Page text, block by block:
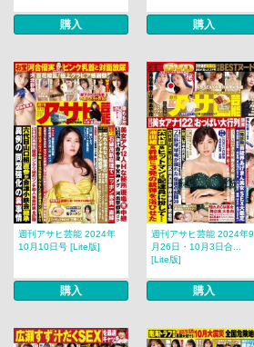
購入 購入
週刊アサヒ芸能 2024年
10月10日号 [Lite版]
購入
週刊アサヒ芸能 2024年9
月26日・10月3日合...
[Lite版]
購入